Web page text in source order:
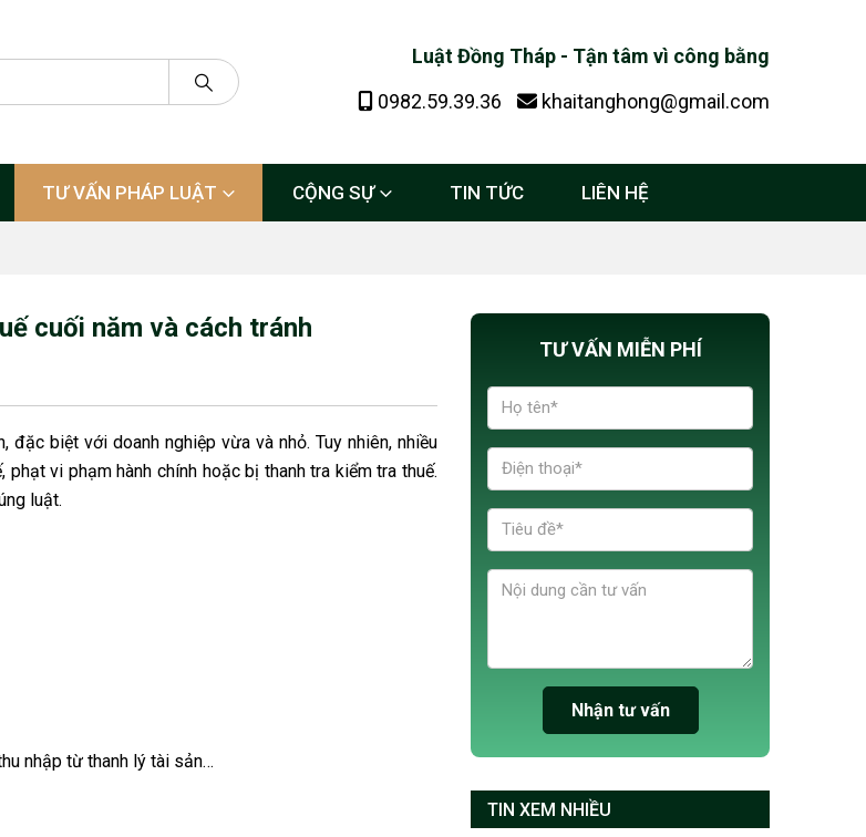
Luật Đồng Tháp - Tận tâm vì công bằng
0982.59.39.36
khaitanghong@gmail.com
TƯ VẤN PHÁP LUẬT CỘNG SỰ TIN TỨC LIÊN HỆ
cuối năm và cách tránh
biệt với doanh nghiệp vừa và nhỏ. Tuy nhiên, nhiều
vi phạm hành chính hoặc bị thanh tra kiểm tra thuế.
luật.
nhập từ thanh lý tài sản…
TƯ VẤN MIỄN PHÍ
TIN XEM NHIỀU